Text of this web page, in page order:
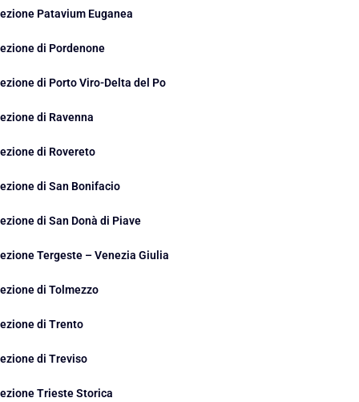
Patavium Euganea
di Pordenone
di Porto Viro-Delta del Po
di Ravenna
di Rovereto
di San Bonifacio
di San Donà di Piave
Tergeste – Venezia Giulia
di Tolmezzo
di Trento
di Treviso
Trieste Storica